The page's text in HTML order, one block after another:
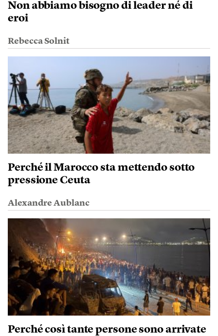
Non abbiamo bisogno di leader né di
eroi
Rebecca Solnit
Perché il Marocco sta mettendo sotto
pressione Ceuta
Alexandre Aublanc
Perché così tante persone sono arrivate